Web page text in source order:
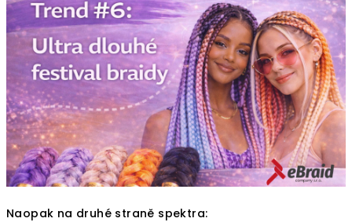
Naopak na druhé straně spektra: